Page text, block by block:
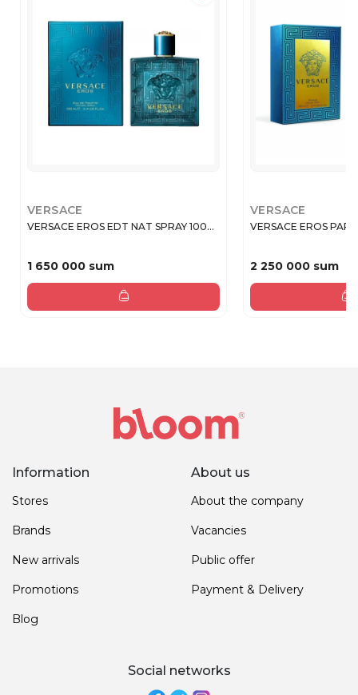
VERSACE
VERSACE EROS EDT NAT SPRAY 100...
1 650 000 sum
VERSACE
VERSACE EROS
2 250 000 sum
Information
Stores
Brands
New arrivals
Promotions
Blog
About us
About the company
Vacancies
Public offer
Payment & Delivery
Social networks